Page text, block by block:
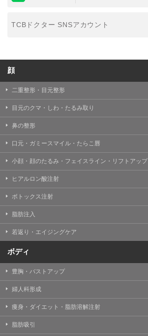
TCBドクター SNSアカウント
顔
二重整形・目元整形
目元のクマ・しわ・たるみ取り
鼻の整形
口元・ガミースマイル・たらこ唇
小顔・顔のたるみ・フェイスライン・リフトアップ
ヒアルロン酸注射
ボトックス注射
脂肪注入
若返り・エイジングケア
ボディ
豊胸・バストアップ
婦人科形成
痩身・ダイエット・脂肪溶解注射
脂肪吸引